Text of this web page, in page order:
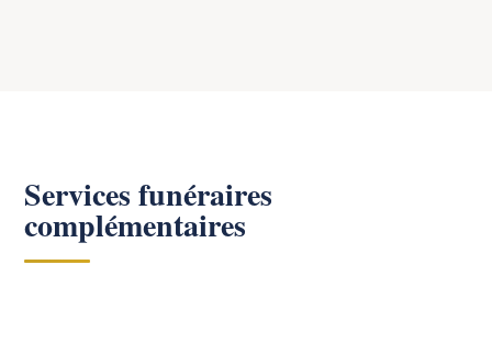
Services funéraires
complémentaires